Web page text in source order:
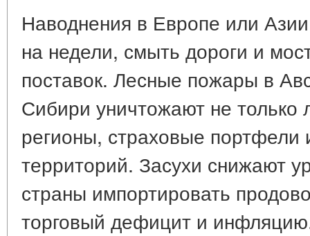
Наводнения в Европе или
на недели, смыть дороги и
поставок. Лесные пожары в
Сибири уничтожают не только
регионы, страховые
территорий. Засухи снижают
страны импортировать
торговый дефицит и